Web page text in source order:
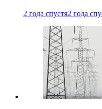
2 года спустя2 года